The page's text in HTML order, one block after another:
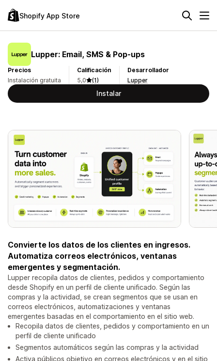
Shopify App Store
Lupper: Email, SMS & Pop‑ups
Precios
Instalación gratuita
Calificación
5,0
(1)
Desarrollador
Lupper
Instalar
Convierte los datos de los clientes en ingresos.
Automatiza correos electrónicos, ventanas
emergentes y segmentación.
Lupper recopila datos de clientes, pedidos y comportamiento
desde Shopify en un perfil de cliente unificado. Según las
compras y la actividad, se crean segmentos que se usan en
correos electrónicos, automatizaciones y ventanas
emergentes basadas en el comportamiento en el sitio web.
Recopila datos de clientes, pedidos y comportamiento en un
perfil de cliente unificado
Segmentos automáticos según las compras y la actividad
Activa públicos objetivo en correos electrónicos y en el sitio